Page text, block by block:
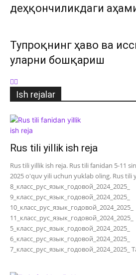
деҳқончиликдаги
Тупроқнинг ҳаво ва
уларни бошқариш
Ish rejalar
Rus tili yillik ish reja
Rus tili yillik ish reja. Rus tili fanidan 5-11
2025 o'quv yili uchun yuklab oling. Rus tili
8_класс_рус_язык_годовой_2024_2025_
9_класс_рус_язык_годовой_2024_2025_
10_класс_рус_язык_годовой_2024_2025_
11_класс_рус_язык_годовой_2024_2025_
5_класс_рус_язык_годовой_2024_2025_
6_класс_рус_язык_годовой_2024_2025_
7_класс_рус_язык_годовой_2024_2025_